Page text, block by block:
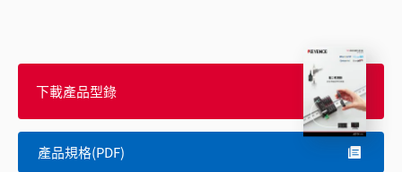
下載產品型錄
產品規格(PDF)